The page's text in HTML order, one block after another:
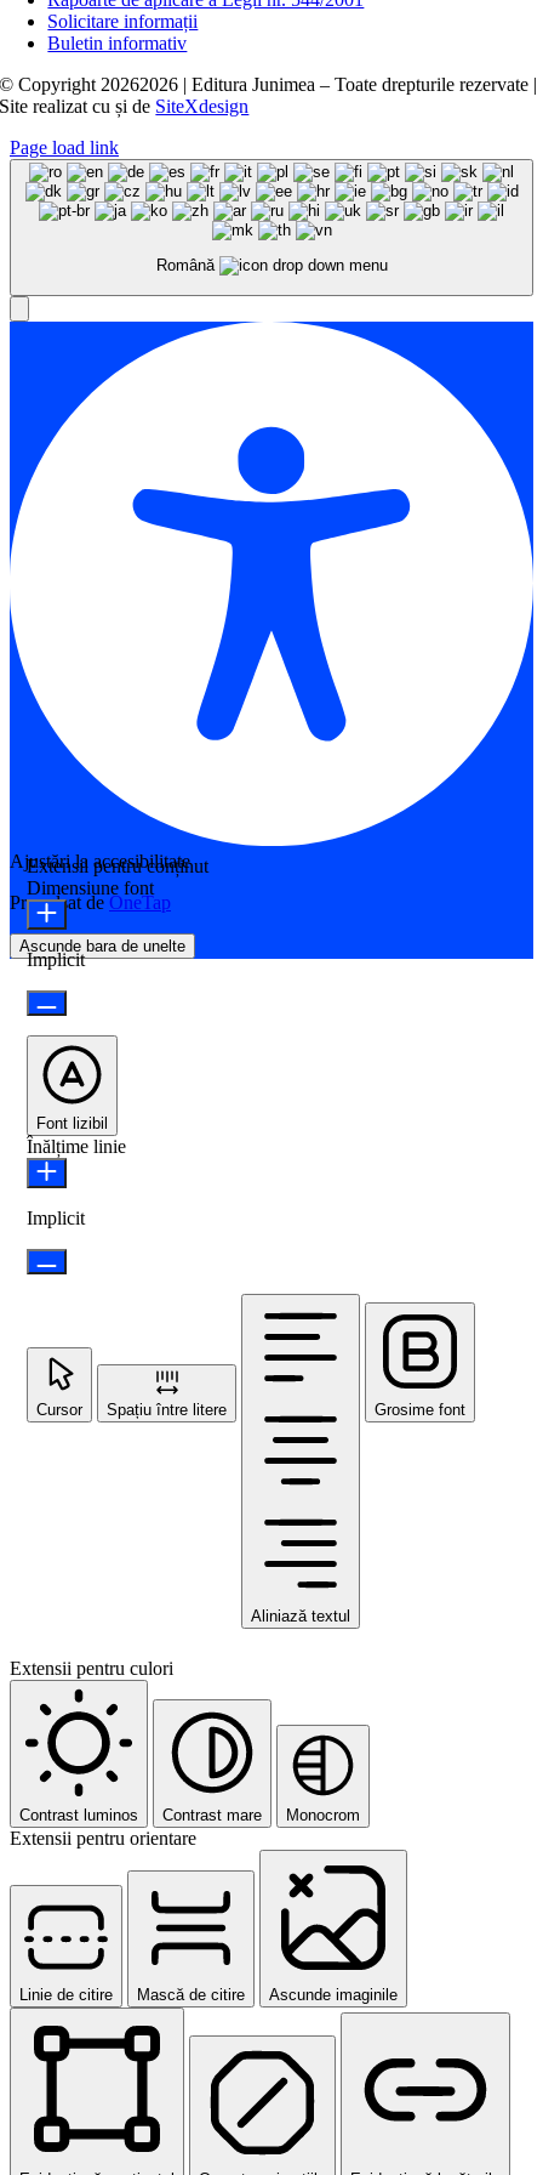
Solicitare informații
Buletin informativ
© Copyright 20262026 | Editura Junimea – Toate drepturile rezervate |
Site realizat cușide SiteXdesign
Page load link
Română
Ajustări la accesibilitate
Propulsat de OneTap
Ascunde bara de unelte
Extensii pentru conținut
Dimensiune font
Implicit
Font lizibil
Înălțime linie
Implicit
Cursor Spațiu între litere
Aliniază textul
Grosime font
Extensii pentru culori
Contrast luminos Contrast mare Monocrom
Extensii pentru orientare
Linie de citire Mască de citire Ascunde imaginile